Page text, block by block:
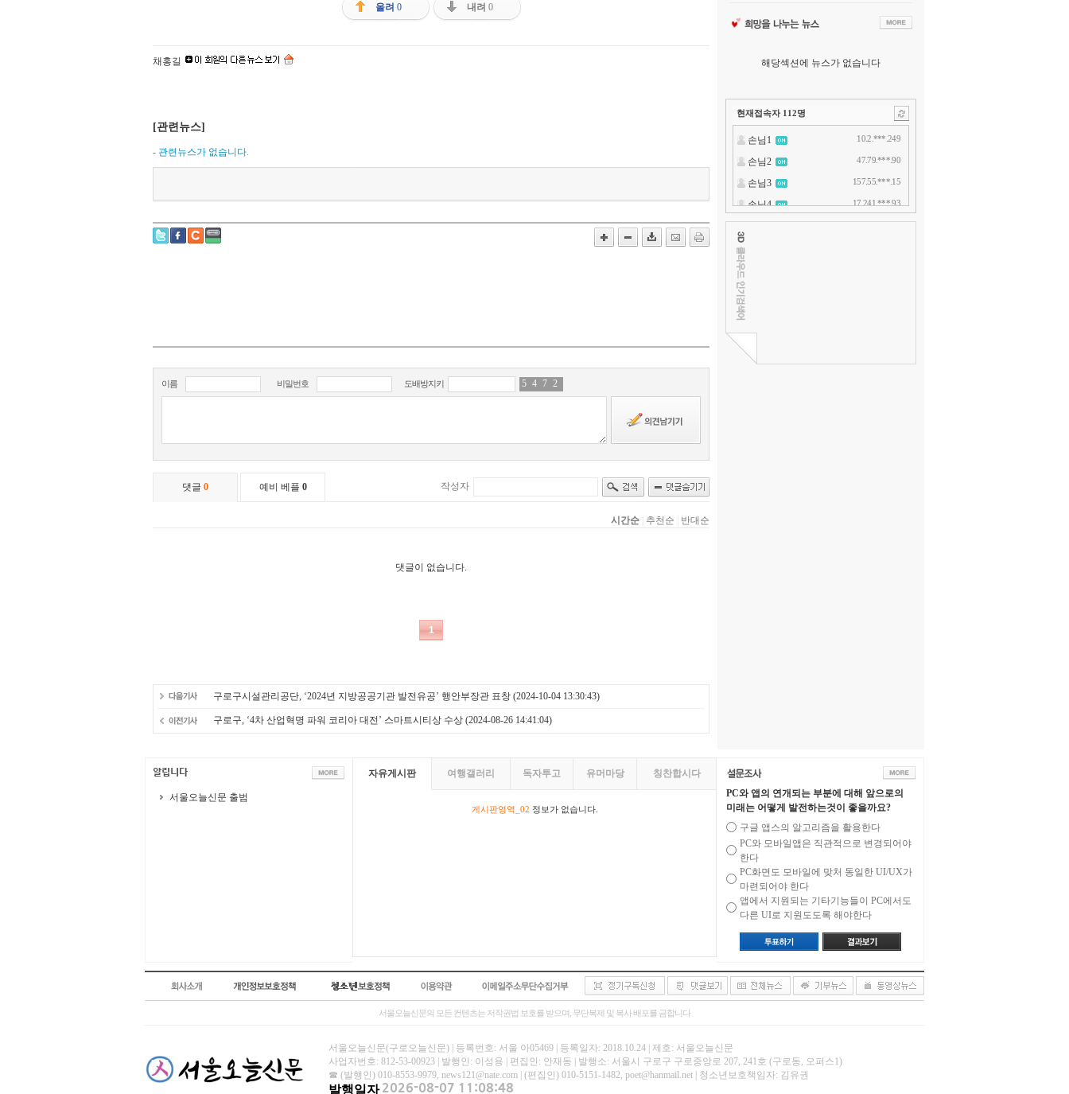
올려 0 내려 0
채홍길
[관련뉴스]
- 관련뉴스가 없습니다.
구로구시설관리공단, ‘2024년 지방공공기관 발전유공’ 행안부장관 표창 (2024-10-04 13:30:43)
구로구, ‘4차 산업혁명 파워 코리아 대전’ 스마트시티상 수상 (2024-08-26 14:41:04)
해당섹션에 뉴스가 없습니다
현재접속자 112명
서울오늘신문 출범
자유게시판 여행갤러리 독자투고 유머마당 칭찬합시다
게시판영역_02 정보가 없습니다.
PC와 앱의 연개되는 부분에 대해 앞으로의
미래는 어떻게 발전하는것이 좋을까요?
구글 앱스의 알고리즘을 활용한다
PC와 모바일앱은 직관적으로 변경되어야
한다
PC화면도 모바일에 맞처 동일한 UI/UX가
마련되어야 한다
앱에서 지원되는 기타기능들이 PC에서도
다른 UI로 지원도도록 해야한다
서울오늘신문의 모든 컨텐츠는 저작권법 보호를 받으며, 무단복제 및 복사 배포를 금합니다
서울오늘신문(구로오늘신문) | 등록번호: 서울 아05469 | 등록일자: 2018.10.24 | 제호: 서울오늘신문
사업자번호: 812-53-00923 | 발행인: 이성용 | 편집인: 안재동 | 발행소: 서울시 구로구 구로중앙로 207, 241호 (구로동, 오퍼스1)
☎ (발행인) 010-8553-9979, news121@nate.com | (편집인) 010-5151-1482, poet@hanmail.net | 청소년보호책임자: 김유권
발행일자